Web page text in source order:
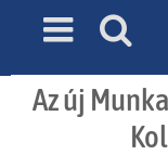
Az új